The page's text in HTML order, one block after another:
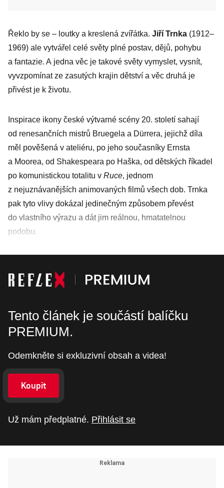
Řeklo by se – loutky a kreslená zvířátka. Jiří Trnka (1912–
1969) ale vytvářel celé světy plné postav, dějů, pohybu
a fantazie. A jedna věc je takové světy vymyslet, vysnít,
vyvzpomínat ze zasutých krajin dětství a věc druhá je
přivést je k životu.
Inspirace ikony české výtvarné scény 20. století sahají
od renesančních mistrů Bruegela a Dürrera, jejichž díla
měl pověšená v ateliéru, po jeho současníky Ernsta
a Moorea, od Shakespeara po Haška, od dětských říkadel
po komunistickou totalitu v Ruce, jednom
z nejuznávanějších animo­vaných filmů všech dob. Trnka
pak tyto vlivy dokázal jedinečným způsobem převést
do vlastního výrazu a dát jim reálnou, hmatatelnou
podobu.
Tento článek je součástí balíčku
PREMIUM.
Odemkněte si exkluzivní obsah a videa!
Koupit
Už mám předplatné. Přihlásit se